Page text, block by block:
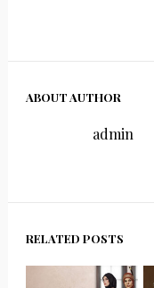
ABOUT AUTHOR
admin
RELATED POSTS